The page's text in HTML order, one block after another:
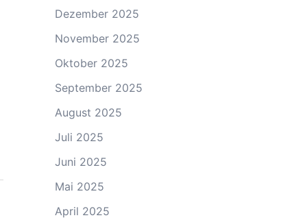
Dezember 2025
November 2025
Oktober 2025
September 2025
August 2025
Juli 2025
Juni 2025
Mai 2025
April 2025